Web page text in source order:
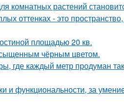
комнатных растений
оттенках - это
площадью 20 кв.
чёрным цветом.
где каждый метр продуман
и функциональности, за